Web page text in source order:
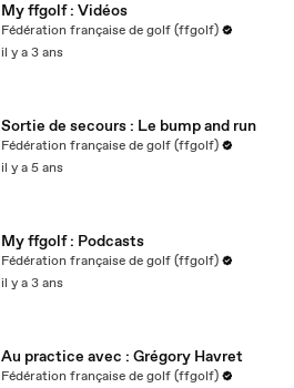
My ffgolf : Vidéos
Fédération française de golf (ffgolf)
il y a 3 ans
Sortie de secours : Le bump and run
Fédération française de golf (ffgolf)
il y a 5 ans
My ffgolf : Podcasts
Fédération française de golf (ffgolf)
il y a 3 ans
Au practice avec : Grégory Havret
Fédération française de golf (ffgolf)